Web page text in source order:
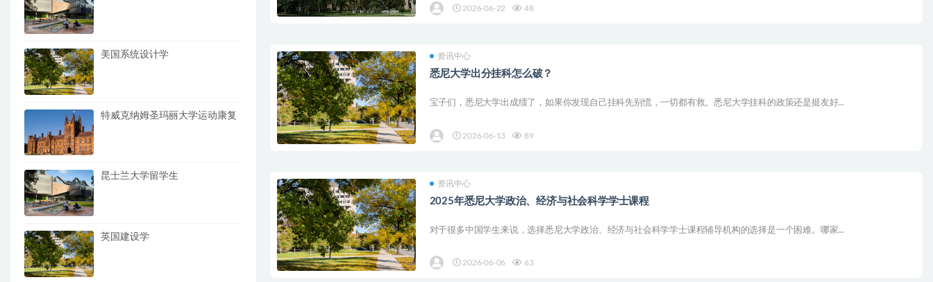
2026-06-22 48
资讯中心
悉尼大学出分挂科怎么破？
宝子们，悉尼大学出成绩了，如果你发现自己挂科先别慌，一切都有救。悉尼大学挂科的政策还是挺友好...
2026-06-13 89
资讯中心
2025年悉尼大学政治、经济与社会科学学士课程
对于很多中国学生来说，选择悉尼大学政治、经济与社会科学学士课程辅导机构的选择是一个困难。哪家...
2026-06-06 63
美国系统设计学
特威克纳姆圣玛丽大学运动康复
昆士兰大学留学生
英国建设学